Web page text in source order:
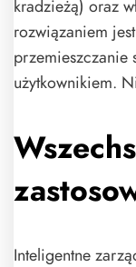
kradzieżą) oraz
rozwiązaniem
przemieszczanie
użytkownikiem.
Inteligentne